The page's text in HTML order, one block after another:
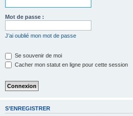
Mot de passe :
J’ai oublié mon mot de passe
Se souvenir de moi
Cacher mon statut en ligne pour cette session
S’ENREGISTRER